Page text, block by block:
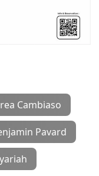
Cambiaso
Pavard